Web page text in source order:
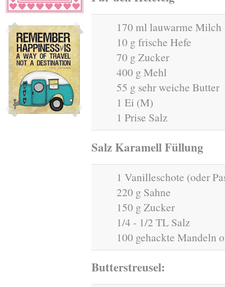
170 ml lauwarme Milch
10 g frische Hefe
70 g Zucker
400 g Mehl
55 g sehr weiche Butter
1 Ei (M)
1 Prise Salz
Salz Karamell Füllung
1 Vanilleschote (oder
220 g Sahne
150 g Zucker
1/4 - 1/2 TL Salz
100 gehackte Mandeln
Butterstreusel: